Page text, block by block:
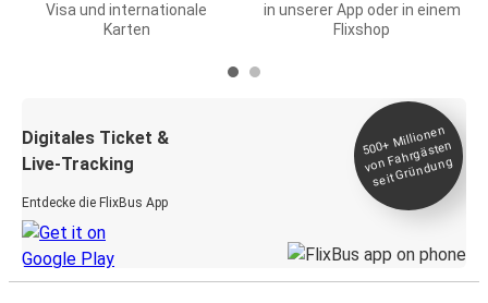
Visa und internationale
Karten
in unserer App oder in einem
Flixshop
Digitales Ticket &
Live-Tracking
Entdecke die FlixBus App
500+
Millionen
von Fahrgästen
seit
Gründung